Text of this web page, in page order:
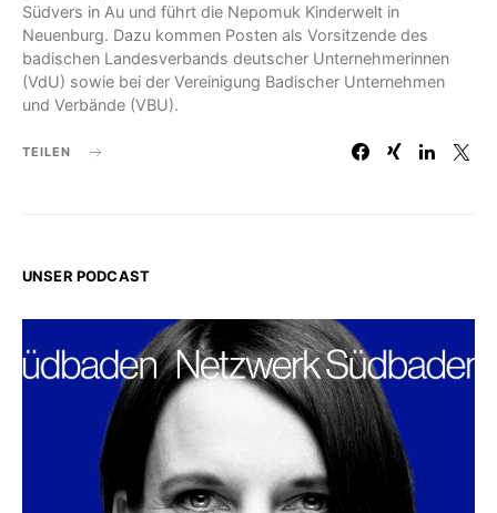
Südvers in Au und führt die Nepomuk Kinderwelt in
Neuenburg. Dazu kommen Posten als Vorsitzende des
badischen Landesverbands deutscher Unternehmerinnen
(VdU) sowie bei der Vereinigung Badischer Unternehmen
und Verbände (VBU).
TEILEN
UNSER PODCAST